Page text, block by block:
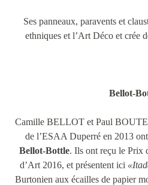
Ses panneaux, paravents et
ethniques et l’Art Déco et crée
Bellot-
Camille BELLOT et Paul
de l’ESAA Duperré en 2013
Bellot-Bottle. Ils ont reçu le Prix
d’Art 2016, et présentent ici
Burtonien aux écailles de papier